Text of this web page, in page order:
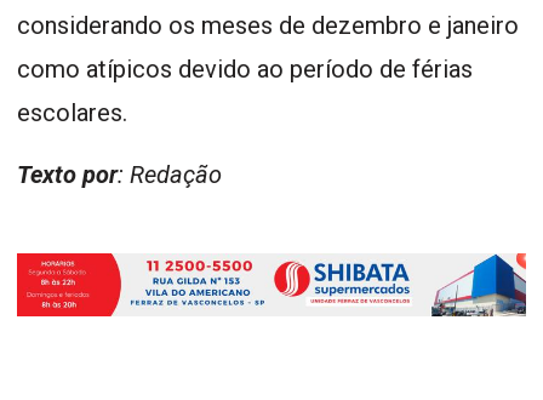
considerando os meses de dezembro e janeiro
como atípicos devido ao período de férias
escolares.
Texto por: Redação